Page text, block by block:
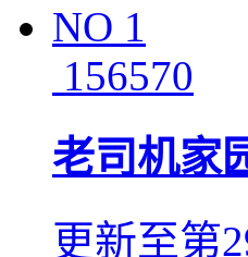
NO 1
156570
老司机家
更新至第